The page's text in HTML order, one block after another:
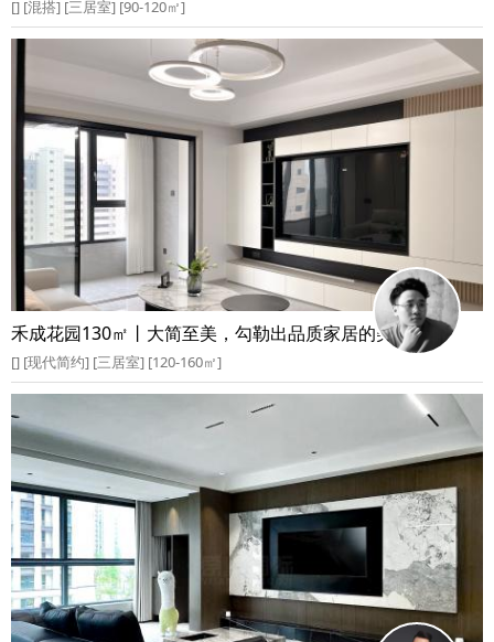
[] [混搭] [三居室] [90-120㎡]
禾成花园130㎡丨大简至美，勾勒出品质家居的美好空间
[] [现代简约] [三居室] [120-160㎡]